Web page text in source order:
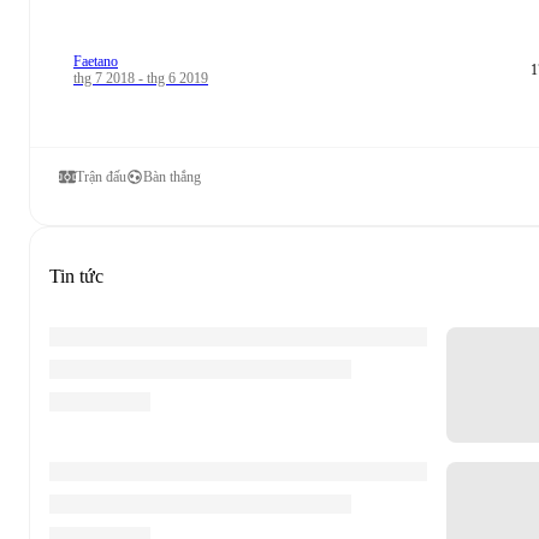
Faetano
thg 7 2018 - thg 6 2019
Trận đấu Bàn thắng
Tin tức